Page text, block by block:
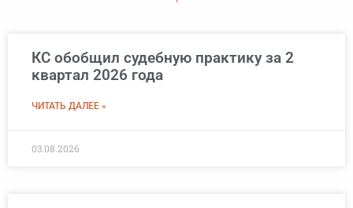
КС обобщил судебную практику за 2
квартал 2026 года
ЧИТАТЬ ДАЛЕЕ »
03.08.2026